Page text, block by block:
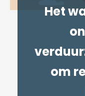
Het
om